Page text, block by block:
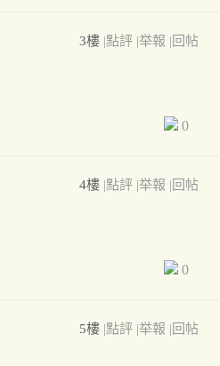
3樓 |點評 |举報 |回帖
0
4樓 |點評 |举報 |回帖
0
5樓 |點評 |举報 |回帖